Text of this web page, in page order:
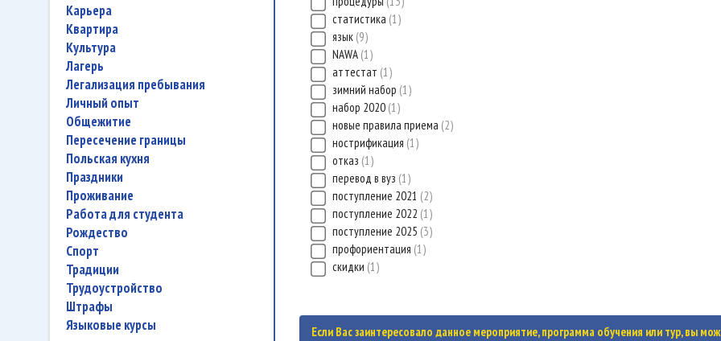
карьера
квартира
культура
лагерь
легализация пребывания
личный опыт
общежитие
пересечение границы
польская кухня
праздники
проживание
работа для студента
Рождество
спорт
традиции
трудоустройство
штрафы
языковые курсы
статистика 1
язык 9
NAWA 1
аттестат 1
зимний набор 1
набор 2020 1
новые правила приема 2
нострификация 1
отказ 1
перевод в вуз 1
поступление 2021 2
поступление 2022 1
поступление 2025 3
профориентация 1
скидки 1
Если Вас заинтересовало данное мероприятие, программа обучения или тур, вы